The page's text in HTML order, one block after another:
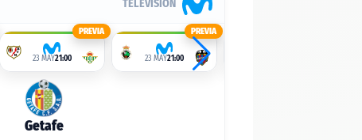
TELEVISION
PREVIA
23 MAY21:00
PREVIA
23 MAY21:00
Getafe